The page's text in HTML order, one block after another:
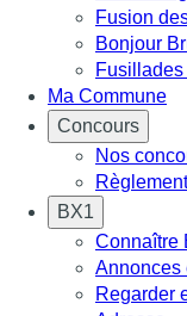
Fusion
Bonjour
Ma Commune
Concours
Nos
Règlement
BX1
Connaître
Annonces
Regarder